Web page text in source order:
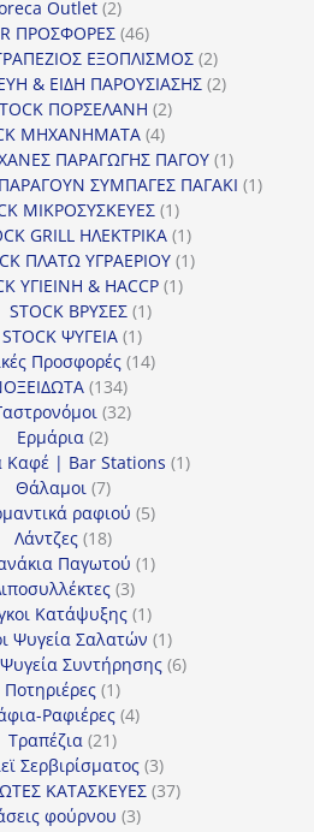
Outlet 22
προϊόντα
ΠΡΟΣΦΟΡΕΣ 4646
προϊόντα
ΕΞΟΠΛΙΣΜΟΣ 22
προϊόντα
& ΕΙΔΗ ΠΑΡΟΥΣΙΑΣΗΣ 22
ΠΟΡΣΕΛΑΝΗ 22
ΜΗΧΑΝΗΜΑΤΑ 44
προϊόντα
ΠΑΡΑΓΩΓΗΣ ΠΑΓΟΥ 11
προϊόν
ΣΥΜΠΑΓΕΣ ΠΑΓΑΚΙ 11
ΜΙΚΡΟΣΥΣΚΕΥΕΣ 11
προϊόν
GRILL ΗΛΕΚΤΡΙΚΑ 11
προϊόν
ΠΛΑΤΩ ΥΓΡΑΕΡΙΟΥ 11
ΥΓΙΕΙΝΗ & HACCP 11
STOCK ΒΡΥΣΕΣ 11
STOCK ΨΥΓΕΙΑ 11
προϊόν
Προσφορές 1414
134134
προϊόντα
3232
Ερμάρια 22
προϊόντα
Καφέ | Bar Stations 11
Θάλαμοι 77
προϊόντα
ραφιού 55
Λάντζες 1818
προϊόντα
Παγωτού 11
33
προϊόντα
Κατάψυξης 11
προϊόν
Ψυγεία Σαλατών 11
προϊόν
Συντήρησης 66
Ποτηριέρες 11
προϊόν
Ραφιέρες 44
Τραπέζια 2121
προϊόντα
Σερβιρίσματος 33
προϊόντα
ΚΑΤΑΣΚΕΥΕΣ 3737
φούρνου 33